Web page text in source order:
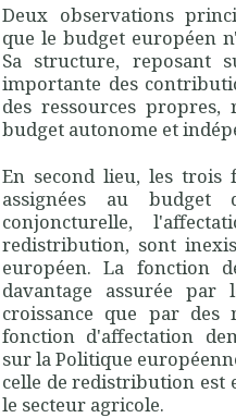
Deux observations
que le budget européen
Sa structure, reposant
importante des
des ressources
budget autonome et
En second lieu, les trois
assignées au
conjoncturelle, l'
redistribution, sont
européen. La fonction
davantage assurée
croissance que par des
fonction d'affectation
sur la Politique
celle de redistribution est
le secteur agricole.